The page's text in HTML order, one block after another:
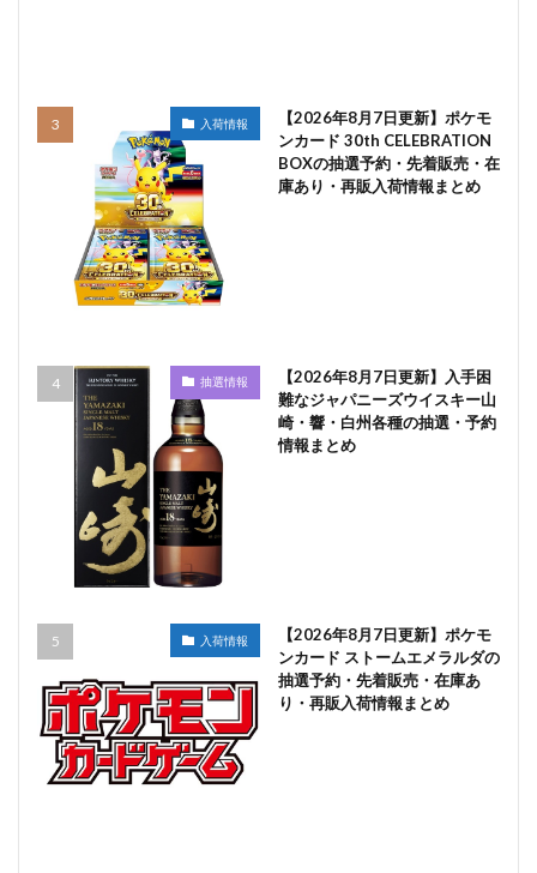
入荷情報
【2026年8月7日更新】ポケモ
ンカード 30th CELEBRATION
BOXの抽選予約・先着販売・在
庫あり・再販入荷情報まとめ
抽選情報
【2026年8月7日更新】入手困
難なジャパニーズウイスキー山
崎・響・白州各種の抽選・予約
情報まとめ
入荷情報
【2026年8月7日更新】ポケモ
ンカード ストームエメラルダの
抽選予約・先着販売・在庫あ
り・再販入荷情報まとめ